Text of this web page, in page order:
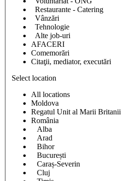
Restaurante - Catering
Vânzări
Tehnologie
Alte job-uri
AFACERI
Comemorări
Citaţii, mediator, executări
Select location
All locations
Moldova
Regatul Unit al Marii Britanii
România
Alba
Arad
Bihor
București
Caraș-Severin
Cluj